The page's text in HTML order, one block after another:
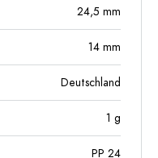
24,5 mm
14 mm
Deutschland
1 g
PP 24